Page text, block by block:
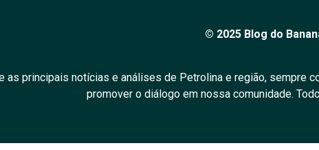
© 2025 Blog do
as principais notícias e análises de Petrolina e região, sempre
promover o diálogo em nossa comunidade.